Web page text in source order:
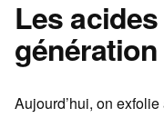
Les
Aujourd’hui, on